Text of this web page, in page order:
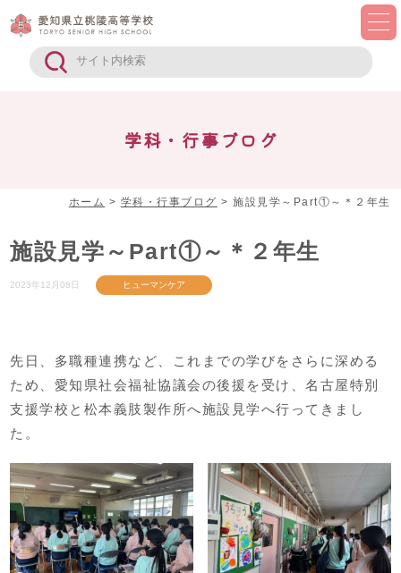
学科・行事ブログ
ホーム > 学科・行事ブログ >施設見学～Part①～＊２年生
施設見学～Part①～＊２年生
2023年12月08日 ヒューマンケア
先日、多職種連携など、これまでの学びをさらに深める
ため、愛知県社会福祉協議会の後援を受け、名古屋特別
支援学校と松本義肢製作所へ施設見学へ行ってきまし
た。